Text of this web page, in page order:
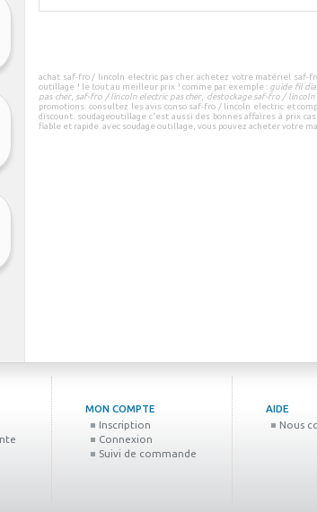
achat saf-fro / lincoln electric pas cher. achetez votre matériel saf-
outillage ! le tout au meilleur prix ! comme par exemple : guide fil
pas cher, saf-fro / lincoln electric pas cher, destockage saf-fro / lincoln
promotions consultez lesavis conso saf-fro / lincoln electric et
discount soudageoutillage c'est aussi des bonnes affaires à prix
fiable et rapide avec soudage outillage , vous pouvezacheter votre
MON COMPTE
Inscription
Connexion
Suivi de commande
AIDE
Nous